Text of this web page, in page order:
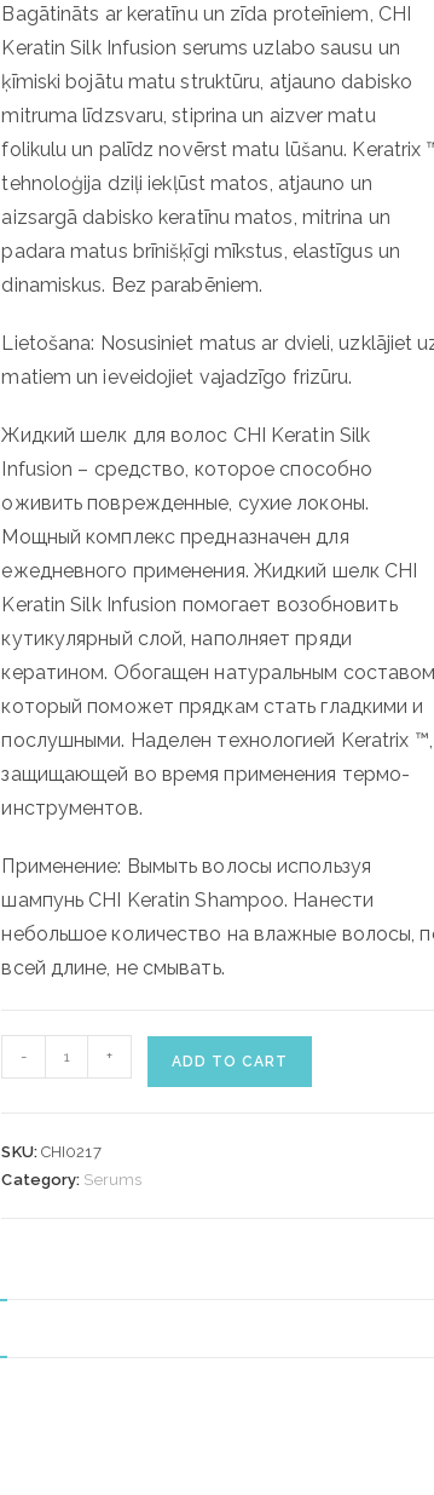
Bagātināts ar keratīnu un zīda proteīniem, CHI
Keratin Silk Infusion serums uzlabo sausu un
ķīmiski bojātu matu struktūru, atjauno dabisko
mitruma līdzsvaru, stiprina un aizver matu
folikulu un palīdz novērst matu lūšanu. Keratrix
tehnoloģija dziļi iekļūst matos, atjauno un
aizsargā dabisko keratīnu matos, mitrina un
padara matus brīnišķīgi mīkstus, elastīgus un
dinamiskus. Bez parabēniem.
Lietošana: Nosusiniet matus ar dvieli, uzklājiet
matiem un ieveidojiet vajadzīgo frizūru.
Жидкий шелк для волос CHI Keratin Silk
Infusion – средство, которое способно
оживить поврежденные, сухие локоны.
Мощный комплекс предназначен для
ежедневного применения. Жидкий шелк CHI
Keratin Silk Infusion помогает возобновить
кутикулярный слой, наполняет пряди
кератином. Обогащен натуральным
который поможет прядкам стать гладкими и
послушными. Наделен технологией Keratrix ™,
защищающей во время применения термо-
инструментов.
Применение: Вымыть волосы используя
шампунь CHI Keratin Shampoo. Нанести
небольшое количество на влажные волосы,
всей длине, не смывать.
KERATIN
- + ADD TO CART
SKU: CHI0217
Category: Serums